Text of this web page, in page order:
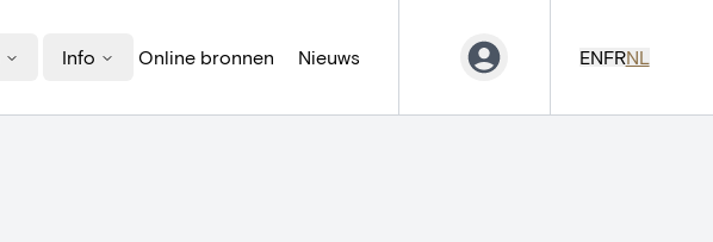
Info Online bronnen Nieuws ENFRNL